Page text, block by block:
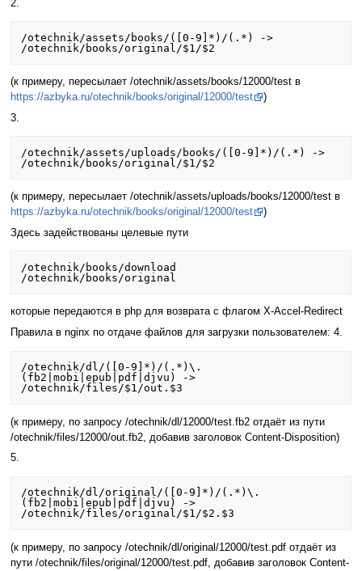
2.
/otechnik/assets/books/([0-9]*)/(.*) ->
(к примеру, пересылает /otechnik/assets/books/12000/test в
https://azbyka.ru/otechnik/books/original/12000/test
)
3.
/otechnik/assets/uploads/books/([0-9]*)/(.*) ->
(к примеру, пересылает /otechnik/assets/uploads/books/12000/test в
https://azbyka.ru/otechnik/books/original/12000/test
)
Здесь задействованы целевые пути
/otechnik/books/download
которые передаются в php для возврата с флагом X-Accel-Redirect
Правила в nginx по отдаче файлов для загрузки пользователем: 4.
/otechnik/dl/([0-9]*)/(.*)\.
(fb2|mobi|epub|pdf|djvu) ->
(к примеру, по запросу /otechnik/dl/12000/test.fb2 отдаёт из пути
/otechnik/files/12000/out.fb2, добавив заголовок Content-Disposition)
5.
/otechnik/dl/original/([0-9]*)/(.*)\.
(fb2|mobi|epub|pdf|djvu) ->
(к примеру, по запросу /otechnik/dl/original/12000/test.pdf отдаёт из
пути /otechnik/files/original/12000/test.pdf, добавив заголовок Content-